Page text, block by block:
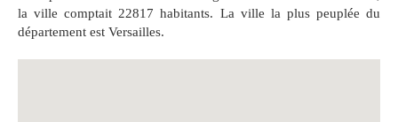
la ville comptait 22817 habitants. La ville la plus peuplée du
département est Versailles.